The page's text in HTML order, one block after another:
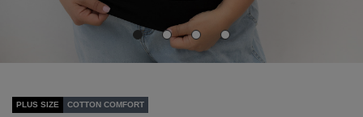
PLUS SIZE COTTON COMFORT